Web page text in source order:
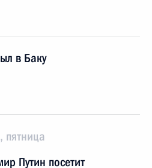
в Баку
пятница
Путин посетит